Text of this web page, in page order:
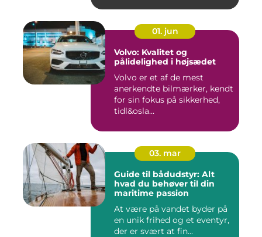
01. jun
Volvo: Kvalitet og
pålidelighed i højsædet
Volvo er et af de mest
anerkendte bilmærker, kendt
for sin fokus på sikkerhed,
tidl&osla...
03. mar
Guide til bådudstyr: Alt
hvad du behøver til din
maritime passion
At være på vandet byder på
en unik frihed og et eventyr,
der er svært at fin...